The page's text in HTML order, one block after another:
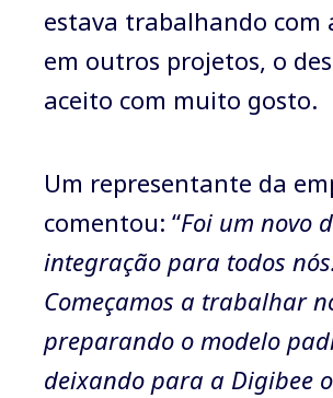
estava trabalhando com
em outros projetos, o
aceito com muito gosto.
Um representante da
comentou: “Foi um novo
integração para todos
Começamos a trabalhar
preparando o modelo
deixando para a Digibee o